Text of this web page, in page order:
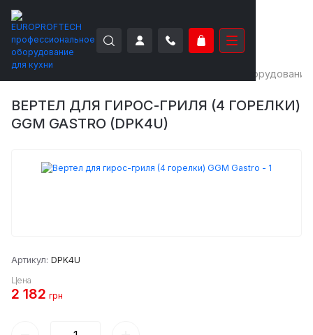
EUROPROFTECH
ВЕРТЕЛ ДЛЯ ГИРОС-ГРИЛЯ (4 ГОРЕЛКИ)
GGM GASTRO (DPK4U)
Артикул: DPK4U
Цена
2 182 грн